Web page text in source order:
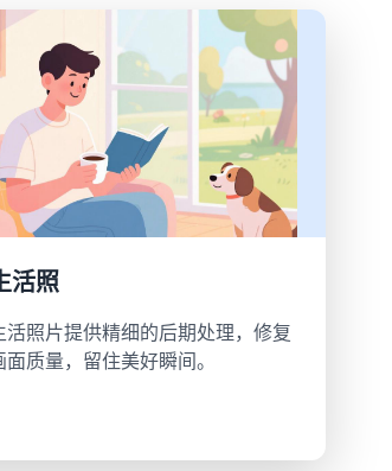
活照
活照片提供精细的后期处理，修复
质量，留住美好瞬间。